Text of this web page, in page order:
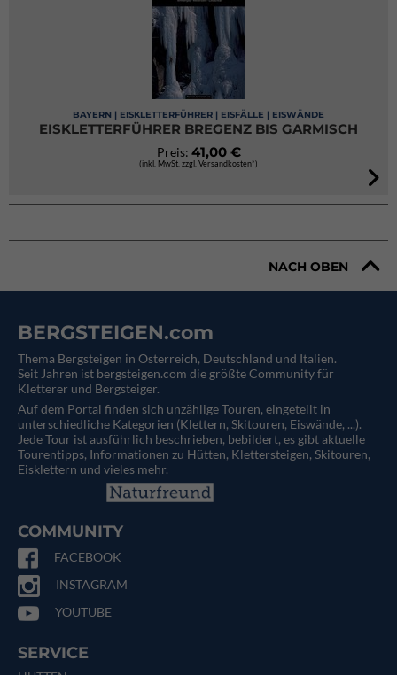
BAYERN | EISKLETTERFÜHRER | EISFÄLLE | EISWÄNDE
EISKLETTERFÜHRER BREGENZ BIS GARMISCH
Preis: 41,00 €
(inkl. MwSt. zzgl. Versandkosten*)
NACH OBEN
BERGSTEIGEN.com
Thema Bergsteigen in Österreich, Deutschland und Italien.
Seit Jahren ist bergsteigen.com die größte Community für
Kletterer und Bergsteiger.
Auf dem Portal finden sich unzählige Touren, eingeteilt in
unterschiedliche Kategorien (Klettern, Skitouren, Eiswände, ...).
Jede Tour ist ausführlich beschrieben, bebildert, es gibt aktuelle
Tourentipps, Informationen zu Hütten, Klettersteigen, Skitouren,
Eisklettern und vieles mehr.
COMMUNITY
FACEBOOK
INSTAGRAM
YOUTUBE
SERVICE